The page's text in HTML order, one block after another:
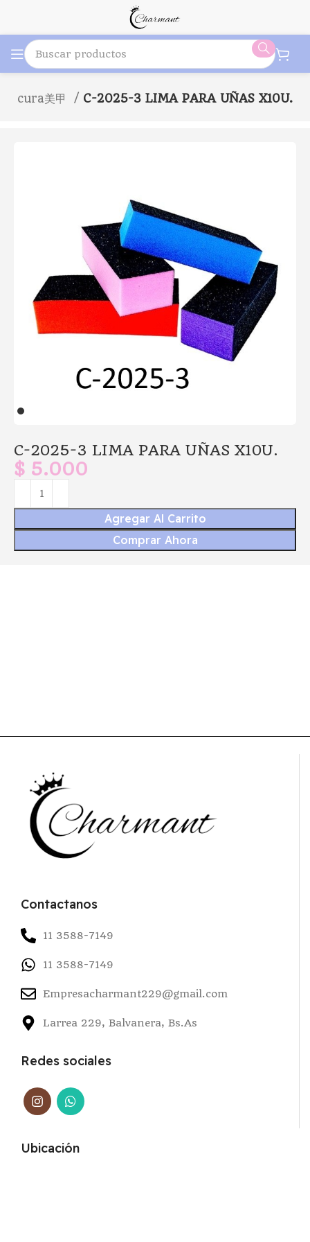
美甲 C-2025-3 LIMA PARA UÑAS X10U.
C-2025-3 LIMA PARA UÑAS X10U.
$ 5.000
Agregar Al Carrito
Comprar Ahora
Contactanos
11 3588-7149
11 3588-7149
Empresacharmant229@gmail.com
Larrea 229, Balvanera, Bs.As
Redes sociales
Ubicación